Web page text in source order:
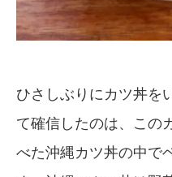
ひさしぶりにカツ丼を
て確信したのは、この
べた沖縄カツ丼の中で